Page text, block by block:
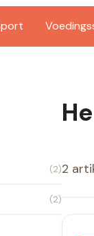
(2)
(2)
2